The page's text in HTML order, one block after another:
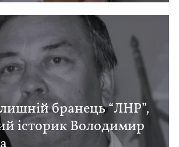
бранець “ЛНР”,
історик Володимир